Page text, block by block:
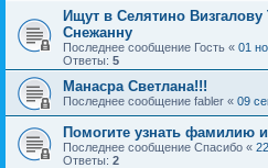
Ищут в Селятино
Снежанну
Последнее сообщение Гость « 01
Ответы: 5
Манасра Светлана!!!
Последнее сообщение fabler « 09
Помогите узнать фамилию
Последнее сообщение Спасибо «
Ответы: 2